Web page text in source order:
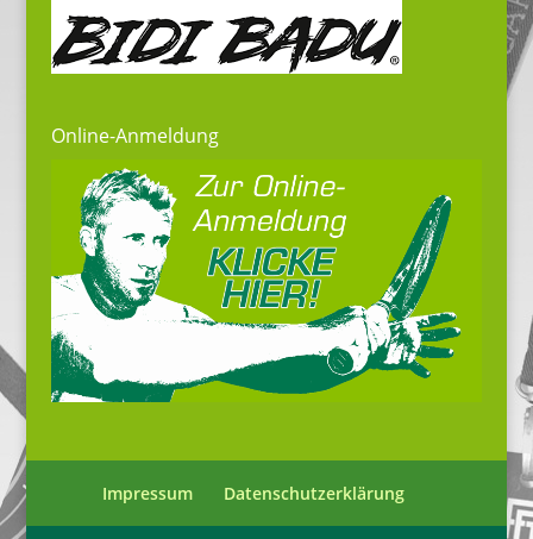
Online-Anmeldung
Impressum Datenschutzerklärung